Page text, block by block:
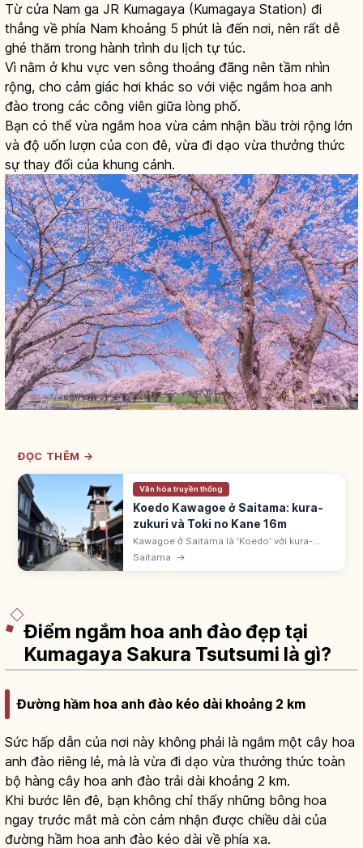
Từ cửa Nam ga JR Kumagaya (Kumagaya Station) đi
thẳng về phía Nam khoảng 5 phút là đến nơi, nên rất dễ
ghé thăm trong hành trình du lịch tự túc.
Vì nằm ở khu vực ven sông thoáng đãng nên tầm nhìn
rộng, cho cảm giác hơi khác so với việc ngắm hoa anh
đào trong các công viên giữa lòng phố.
Bạn có thể vừa ngắm hoa vừa cảm nhận bầu trời rộng lớn
và độ uốn lượn của con đê, vừa đi dạo vừa thưởng thức
sự thay đổi của khung cảnh.
ĐỌC THÊM →
Văn hóa truyền thống
Koedo Kawagoe ở Saitama: kura-
zukuri và Toki no Kane 16m
Kawagoe ở Saitama là 'Koedo' với kura-
zukuri từ Edo-Meiji. Khu bảo tồn 1999. Phố
Saitama →
Điểm ngắm hoa anh đào đẹp tại
Kumagaya Sakura Tsutsumi là gì?
Đường hầm hoa anh đào kéo dài khoảng 2 km
Sức hấp dẫn của nơi này không phải là ngắm một cây hoa
anh đào riêng lẻ, mà là vừa đi dạo vừa thưởng thức toàn
bộ hàng cây hoa anh đào trải dài khoảng 2 km.
Khi bước lên đê, bạn không chỉ thấy những bông hoa
ngay trước mắt mà còn cảm nhận được chiều dài của
đường hầm hoa anh đào kéo dài về phía xa.